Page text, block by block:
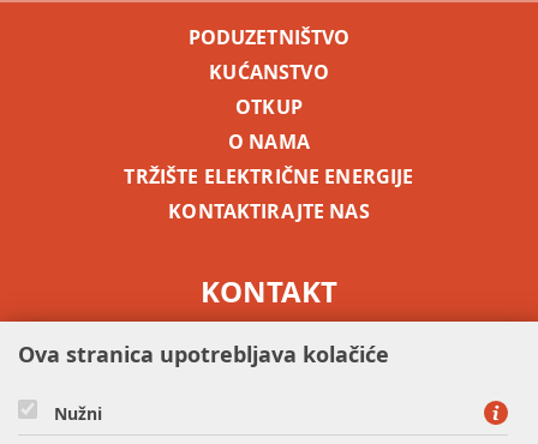
PODUZETNIŠTVO
KUĆANSTVO
OTKUP
O NAMA
TRŽIŠTE ELEKTRIČNE ENERGIJE
KONTAKTIRAJTE NAS
KONTAKT
Ova stranica upotrebljava kolačiće
Nužni